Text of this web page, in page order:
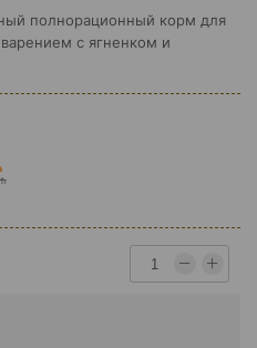
полнорационный корм для
с ягненком и